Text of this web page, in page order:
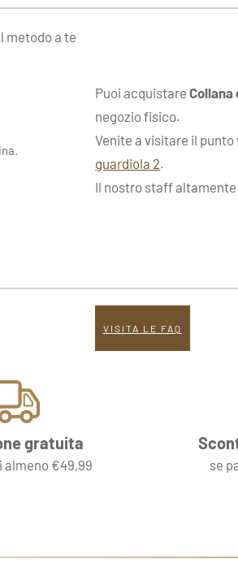
metodo a te
Puoi acquistareCollana
negozio fisico.
Venite a visitare il
guardiola 2.
Il nostro staff
VISITA LE FAQ
gratuita
almeno €49,99 se